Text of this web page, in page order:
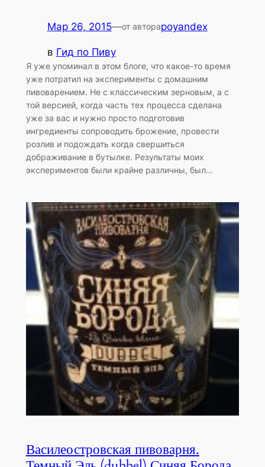
Мар 26, 2015—от автораpoyandex
в Гид по Пиву
Я уже упоминал в этом блоге, что какое-то время
уже потратил на эксперименты с домашним
пивоварением. Не с классическим зерновым, а с
той версией, когда часть тех процесса сделана
уже за вас и нужно просто подготовив
ингредиенты сопроводить брожение, провести
розлив и подождать когда свершиться
дображивание в бутылке. Результаты моих
экспериментов были крайне различны, был…
Василеостровская пивоварня.